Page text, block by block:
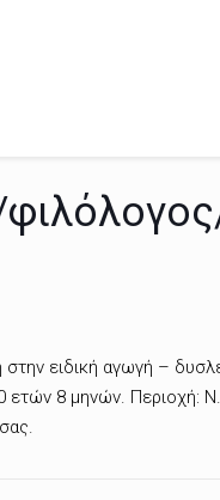
ειδική αγωγή –
ετών 8 μηνών. Περιοχή: